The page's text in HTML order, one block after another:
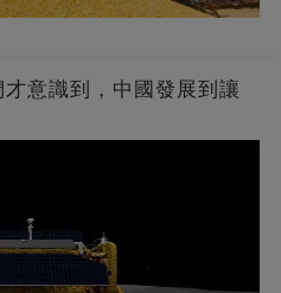
意識到，中國發展到讓